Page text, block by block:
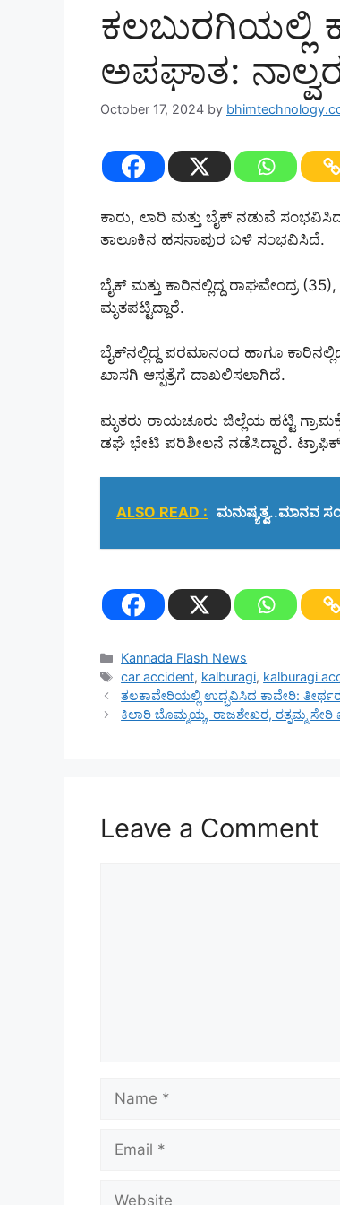
ಕಲಬುರಗಿಯಲ್ಲಿ
ಅಪಘಾತ:
October 17, 2024 by
ಕಾರು, ಲಾರಿ ಮತ್ತು ಬೈಕ್ ನಡುವೆ
ತಾಲೂಕಿನ ಹಸನಾಪುರ ಬಳಿ ಸಂಭವಿಸಿದೆ.
ಬೈಕ್‌ ಮತ್ತು ಕಾರಿನಲ್ಲಿದ್ದ ರಾಘವೇಂದ್ರ
ಮೃತಪಟ್ಟಿದ್ದಾರೆ.
ಬೈಕ್‌ನಲ್ಲಿದ್ದ ಪರಮಾನಂದ ಹಾಗೂ
ಖಾಸಗಿ ಆಸ್ಪತ್ರೆಗೆ ದಾಖಲಿಸಲಾಗಿದೆ.
ಮೃತರು ರಾಯಚೂರು ಜಿಲ್ಲೆಯ ಹಟ್ಟಿ ಗ್ರಾಮಕ್ಕೆ
ಡಘೆ ಭೇಟಿ ಪರಿಶೀಲನೆ ನಡೆಸಿದ್ದಾರೆ.
ALSO READ : ಮನುಷ್ಯತ್ವ..ಮಾನವ
Categories
Kannada Flash News
Tags
car accident, kalburagi, kalburagi
ತಲಕಾವೇರಿಯಲ್ಲಿ ಉದ್ಭವಿಸಿದ ಕಾವೇರಿ:
ಕಿಲಾರಿ ಬೊಮ್ಮಯ್ಯ, ರಾಜಶೇಖರ, ರತ್ನಮ್ಮ ಸೇರಿ
Leave a Comment
Name
Email
Website